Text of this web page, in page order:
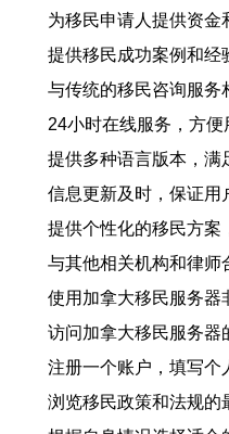
为移民申请人提供资金
提供移民成功案例和经
与传统的移民咨询服务
24小时在线服务，方便
提供多种语言版本，满
信息更新及时，保证用
提供个性化的移民方案
与其他相关机构和律师
使用加拿大移民服务器
访问加拿大移民服务器
注册一个账户，填写个
浏览移民政策和法规的